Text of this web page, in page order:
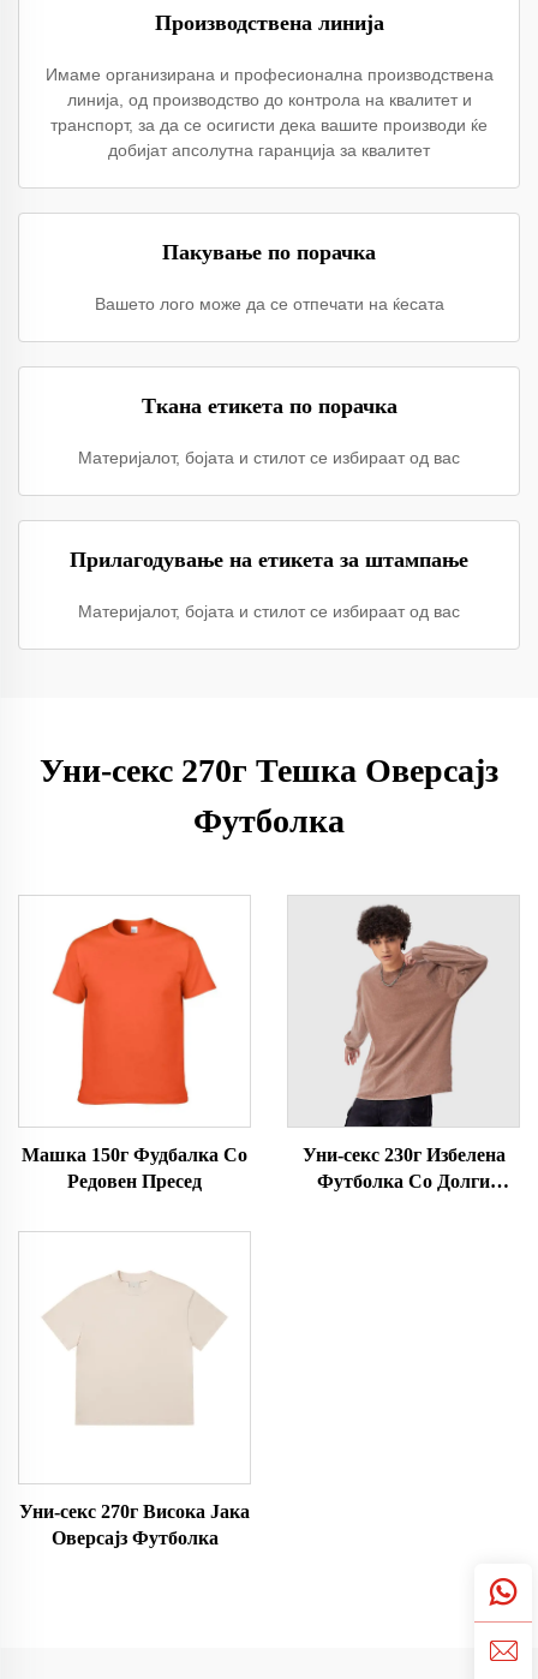
Производствена линија
Имаме организирана и професионална производствена
линија, од производство до контрола на квалитет и
транспорт, за да се осигисти дека вашите производи ќе
добијат апсолутна гаранција за квалитет
Пакување по порачка
Вашето лого може да се отпечати на ќесата
Ткана етикета по порачка
Материјалот, бојата и стилот се избираат од вас
Прилагодување на етикета за штампање
Материјалот, бојата и стилот се избираат од вас
Уни-секс 270г Тешка Оверсајз
Футболка
Машка 150г Фудбалка Со
Редовен Пресед
Уни-секс 230г Избелена
Футболка Со Долги
Уни-секс 270г Висока Јака
Оверсајз Футболка